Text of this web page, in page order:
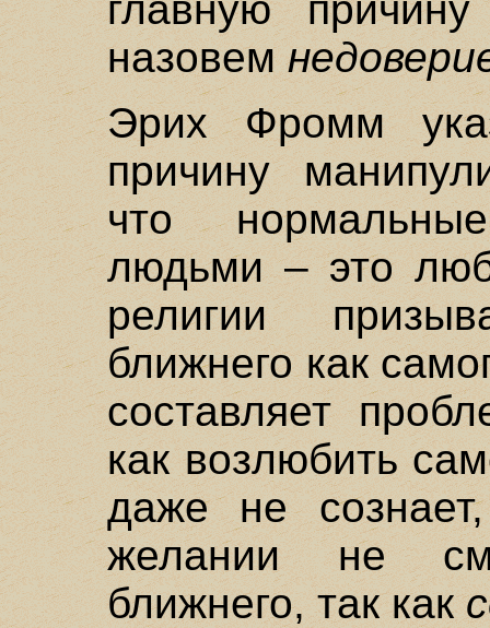
назовем
Эрих Фромм
причину
что
людьми – это
религии
ближнего как
составляет
как возлюбить
даже не
желании не
ближнего, так как